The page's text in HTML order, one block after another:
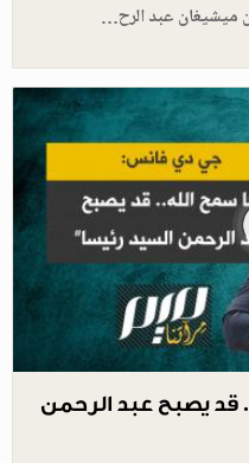
ميشيغان عبد الرح…
قد يصبح عبد الرحمن